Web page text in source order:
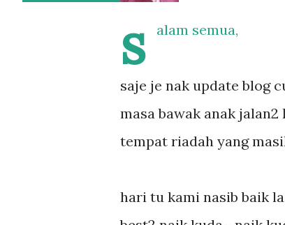
s alam semua,
saje je nak update blog
masa bawak anak
tempat riadah yang
hari tu kami nasib baik